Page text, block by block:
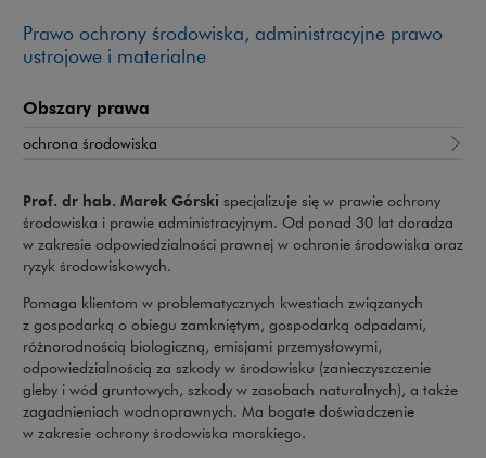
Prawo ochrony środowiska, administracyjne prawo
ustrojowe i materialne
Obszary prawa
ochrona środowiska
Prof. dr hab. Marek Górski specjalizuje się w prawie ochrony
środowiska i prawie administracyjnym. Od ponad 30 lat doradza
w zakresie odpowiedzialności prawnej w ochronie środowiska oraz
ryzyk środowiskowych.
Pomaga klientom w problematycznych kwestiach związanych
z gospodarką o obiegu zamkniętym, gospodarką odpadami,
różnorodnością biologiczną, emisjami przemysłowymi,
odpowiedzialnością za szkody w środowisku (zanieczyszczenie
gleby i wód gruntowych, szkody w zasobach naturalnych), a także
zagadnieniach wodnoprawnych. Ma bogate doświadczenie
w zakresie ochrony środowiska morskiego.